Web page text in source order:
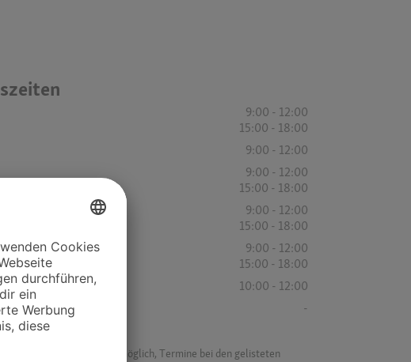
9:00 - 12:00
15:00 - 18:00
9:00 - 12:00
9:00 - 12:00
15:00 - 18:00
9:00 - 12:00
15:00 - 18:00
9:00 - 12:00
15:00 - 18:00
10:00 - 12:00
-
Fressnapf ist es nicht möglich, Termine bei den gelisteten